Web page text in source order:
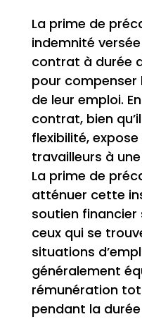
La prime de
indemnité
contrat à durée
pour
de leur emploi.
contrat, bien
flexibilité,
travailleurs à
La prime de
atténuer cette
soutien
ceux qui se
situations
généralement
rémunération
pendant la